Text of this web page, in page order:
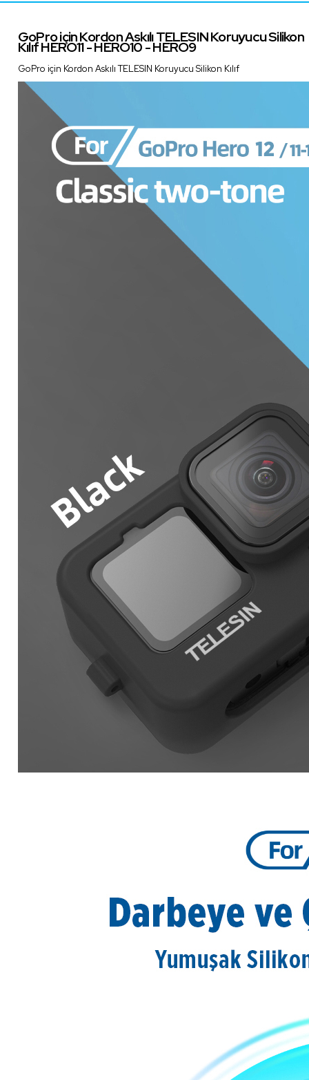
GoPro için Kordon Askılı TELESIN Koruyucu Silikon
Kılıf HERO11 - HERO10 - HERO9
GoPro için Kordon Askılı TELESIN Koruyucu Silikon Kılıf